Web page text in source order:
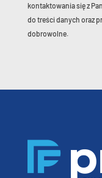
kontaktowania się z
do treści danych oraz
dobrowolne.